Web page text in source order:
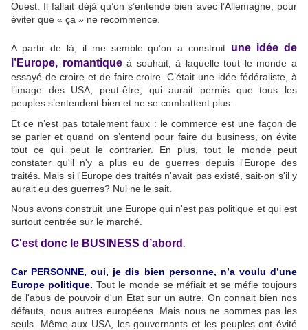
Ouest. Il fallait déjà qu’on s’entende bien avec l’Allemagne, pour
éviter que « ça » ne recommence.
A partir de là, il me semble qu’on a construit une idée de
l’Europe, romantiqueà souhait, à laquelle tout le monde a
essayé de croire et de faire croire. C’était une idée fédéraliste, à
l’image des USA, peut-être, qui aurait permis que tous les
peuples s’entendent bien et ne se combattent plus.
Et ce n’est pas totalement faux : le commerce est une façon de
se parler et quand on s’entend pour faire du business, on évite
tout ce qui peut le contrarier. En plus, tout le monde peut
constater qu'il n'y a plus eu de guerres depuis l'Europe des
traités. Mais si l'Europe des traités n'avait pas existé, sait-on s'il y
aurait eu des guerres? Nul ne le sait.
Nous avons construit une Europe qui n'est pas politique et qui est
surtout centrée sur le marché.
C'est donc le BUSINESS d’abord
Car PERSONNE, oui, je dis bien personne, n’a voulu d’une
Europe politique. Tout le monde se méfiait et se méfie toujours
de l'abus de pouvoir d'un Etat sur un autre. On connait bien nos
défauts, nous autres européens. Mais nous ne sommes pas les
seuls. Même aux USA, les gouvernants et les peuples ont évité